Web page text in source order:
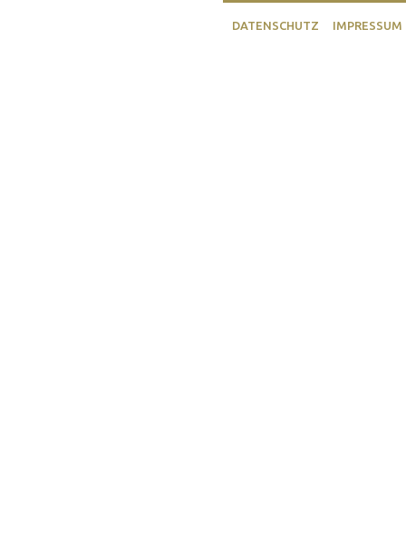
DATENSCHUTZ IMPRESSUM